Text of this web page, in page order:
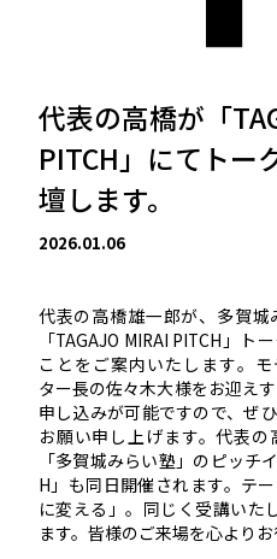
代表の高橋が「
PITCH」にてトー
壇します。
2026.01.06
代表の高橋雄一郎が、多賀城
「TAGAJO MIRAI PITCH」
ことをご案内いたします。
ター長の佐々木大様をお迎え
申し込みが可能ですので、ぜ
お願い申し上げます。代表
「多賀城みらい塾」のピッチ
H」も同日開催されます。テ
に変える」。同じく受講いた
ます。皆様のご来場を心よりお